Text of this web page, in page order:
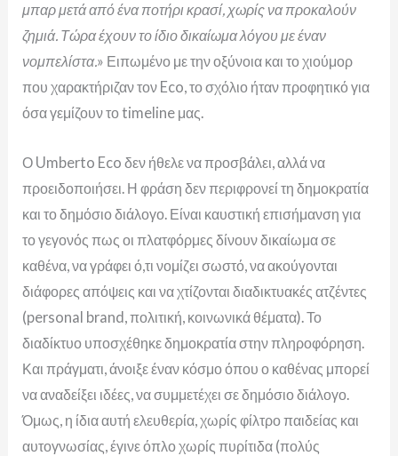
μπαρ μετά από ένα ποτήρι κρασί, χωρίς να προκαλούν
ζημιά. Τώρα έχουν το ίδιο δικαίωμα λόγου με έναν
νομπελίστα.» Ειπωμένο με την οξύνοια και το χιούμορ
που χαρακτήριζαν τον Eco, το σχόλιο ήταν προφητικό για
όσα γεμίζουν το timeline μας.
Ο Umberto Eco δεν ήθελε να προσβάλει, αλλά να
προειδοποιήσει. Η φράση δεν περιφρονεί τη δημοκρατία
και το δημόσιο διάλογο. Είναι καυστική επισήμανση για
το γεγονός πως οι πλατφόρμες δίνουν δικαίωμα σε
καθένα, να γράφει ό,τι νομίζει σωστό, να ακούγονται
διάφορες απόψεις και να χτίζονται διαδικτυακές ατζέντες
(personal brand, πολιτική, κοινωνικά θέματα). Το
διαδίκτυο υποσχέθηκε δημοκρατία στην πληροφόρηση.
Και πράγματι, άνοιξε έναν κόσμο όπου ο καθένας μπορεί
να αναδείξει ιδέες, να συμμετέχει σε δημόσιο διάλογο.
Όμως, η ίδια αυτή ελευθερία, χωρίς φίλτρο παιδείας και
αυτογνωσίας, έγινε όπλο χωρίς πυρίτιδα (πολύς